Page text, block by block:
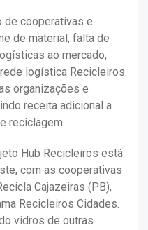
de cooperativas e
de material, falta de
ao mercado,
logística Recicleiros.
organizações e
receita adicional a
reciclagem.
Hub Recicleiros está
com as cooperativas
Cajazeiras (PB),
Recicleiros Cidades.
vidros de outras